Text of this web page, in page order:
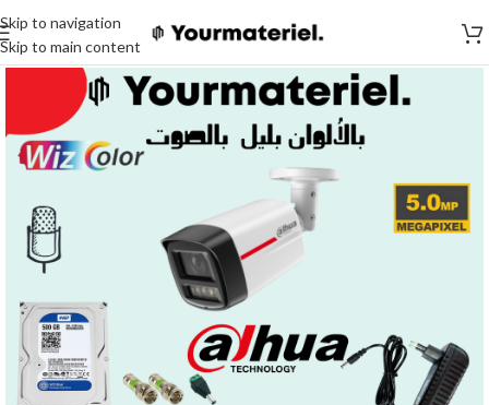
Skip to navigation
Skip to main content